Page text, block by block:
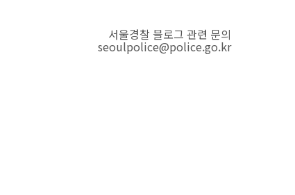
서울경찰 블로그 관련 문의
seoulpolice@police.go.kr